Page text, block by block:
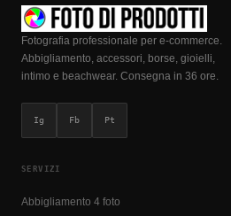
Fotografia professionale per e-commerce.
Abbigliamento, accessori, borse, gioielli,
intimo e beachwear. Consegna in 36 ore.
Ig Fb Pt
SERVIZI
Abbigliamento 4 foto